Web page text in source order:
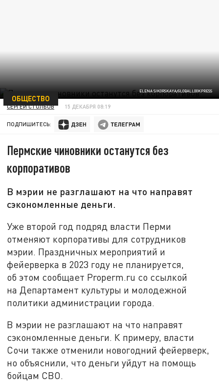
ELENA SIKORSKAYA/GLOBALLOOKPRESS
ОБЩЕСТВО
СЕРГЕЙ СТОЛБОВ 15 ДЕКАБРЯ 08:19
ПОДПИШИТЕСЬ:
Пермские чиновники останутся без
корпоративов
В мэрии не разглашают на что направят
сэкономленные деньги.
Уже второй год подряд власти Перми
отменяют корпоративы для сотрудников
мэрии. Праздничных мероприятий и
фейерверка в 2023 году не планируется,
об этом сообщает Properm.ru со ссылкой
на Департамент культуры и молодежной
политики администрации города.
В мэрии не разглашают на что направят
сэкономленные деньги. К примеру, власти
Сочи также отменили новогодний фейерверк,
но объяснили, что деньги уйдут на помощь
бойцам СВО.